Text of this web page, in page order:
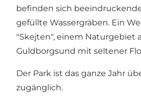
befinden sich
gefüllte Wassergräben. Ein
"Skejten", einem Naturgebiet
Guldborgsund mit seltener
Der Park ist das ganze Jahr
zugänglich.